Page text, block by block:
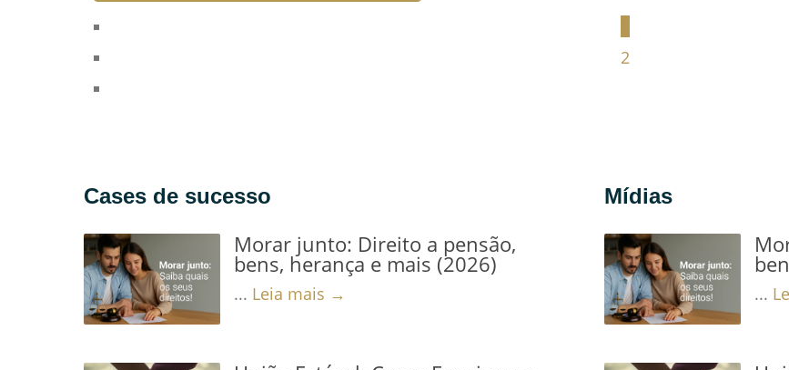
2
Cases de sucesso
Morar junto: Direito a pensão,
bens, herança e mais (2026)
... Leia mais →
Mídias
...